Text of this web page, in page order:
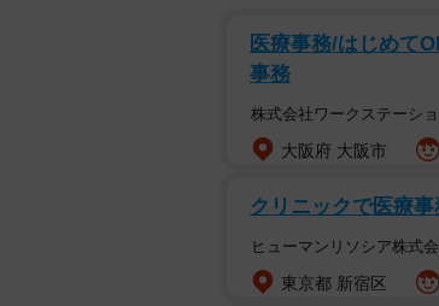
医療事務/はじめて
事務
株式会社ワークステーシ
大阪府 大阪市
クリニックで医療
ヒューマンリソシア株式
東京都 新宿区